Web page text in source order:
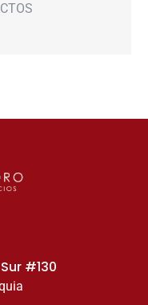
#130